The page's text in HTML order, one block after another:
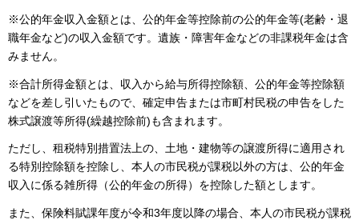
※公的年金収入金額とは、公的年金等控除前の公的年金等(老齢・退
職年金など)の収入金額です。遺族・障害年金などの非課税年金は含
みません。
※合計所得金額とは、収入から給与所得控除額、公的年金等控除額
などを差し引いたもので、確定申告または市町村民税の申告をした
株式譲渡等所得(繰越控除前)も含まれます。
ただし、租税特別措置法上の、土地・建物等の譲渡所得に適用され
る特別控除額を控除し、本人の市民税が課税以外の方は、公的年金
収入に係る雑所得（公的年金の所得）を控除した額とします。
また、保険料賦課年度が令和3年度以降の場合、本人の市民税が課税